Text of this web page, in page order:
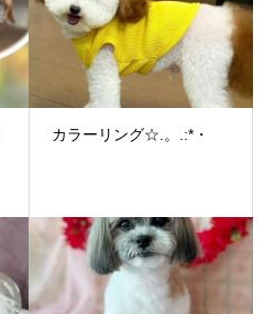
カラーリング☆.。.:*・